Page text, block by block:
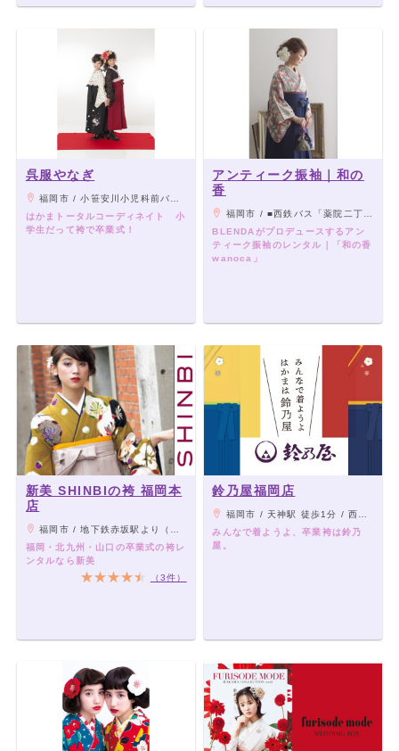
呉服やなぎ
福岡市 / 小笹安川小児科前バス停（56.57.58.）徒歩1分/小笹郵便局前バス停（54.54-1.59.69.69-1）徒歩2分
はかまトータルコーディネイト 小
学生だって袴で卒業式！
アンティーク振袖｜和の
香
福岡市 / ■西鉄バス「薬院二丁目」下車 徒歩1分 ■地下鉄七隈線「薬院大通り駅」下車 徒歩約4分 ■天神駅より徒歩約10分 ■博多駅よりバスにて約20〜30分
BLENDAがプロデュースするアン
ティーク振袖のレンタル｜「和の香
wanoca」
新美 SHINBIの袴 福岡本
店
福岡市 / 地下鉄赤坂駅より（徒歩約5分）
福岡・北九州・山口の卒業式の袴レ
ンタルなら新美
（3件）
鈴乃屋福岡店
福岡市 / 天神駅 徒歩1分 / 西鉄福岡(天神)駅 徒歩6分
みんなで着ようよ、卒業袴は鈴乃
屋。